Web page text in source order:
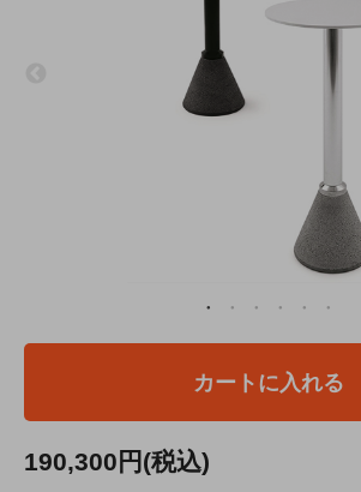
カートに入れる
190,300円(税込)